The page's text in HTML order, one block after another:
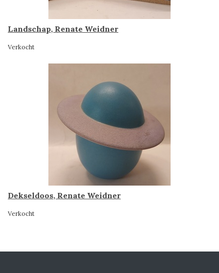
Landschap, Renate Weidner
Verkocht
Dekseldoos, Renate Weidner
Verkocht